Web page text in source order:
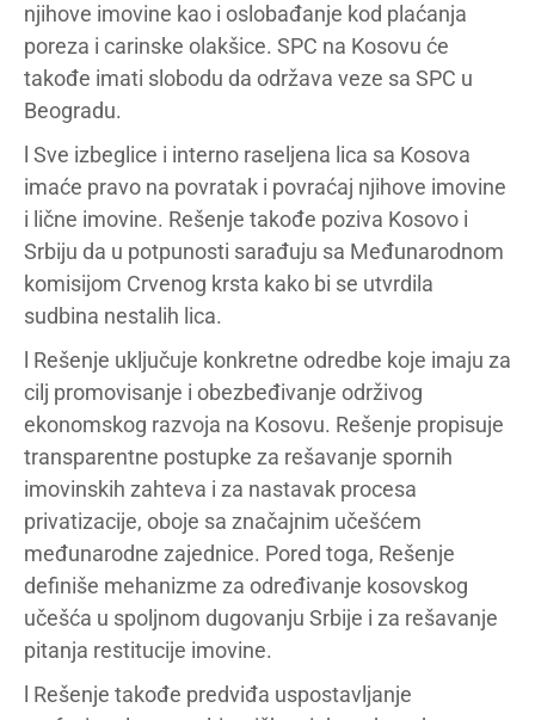
njihove imovine kao i oslobađanje kod plaćanja
poreza i carinske olakšice. SPC na Kosovu će
takođe imati slobodu da održava veze sa SPC u
Beogradu.
l Sve izbeglice i interno raseljena lica sa Kosova
imaće pravo na povratak i povraćaj njihove imovine
i lične imovine. Rešenje takođe poziva Kosovo i
Srbiju da u potpunosti sarađuju sa Međunarodnom
komisijom Crvenog krsta kako bi se utvrdila
sudbina nestalih lica.
l Rešenje uključuje konkretne odredbe koje imaju za
cilj promovisanje i obezbeđivanje održivog
ekonomskog razvoja na Kosovu. Rešenje propisuje
transparentne postupke za rešavanje spornih
imovinskih zahteva i za nastavak procesa
privatizacije, oboje sa značajnim učešćem
međunarodne zajednice. Pored toga, Rešenje
definiše mehanizme za određivanje kosovskog
učešća u spoljnom dugovanju Srbije i za rešavanje
pitanja restitucije imovine.
l Rešenje takođe predviđa uspostavljanje